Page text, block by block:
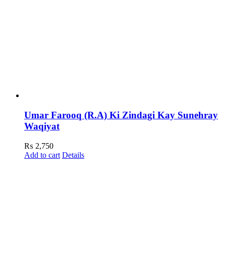
Umar Farooq (R.A) Ki Zindagi Kay Sunehray
Waqiyat
₨ 2,750
Add to cart Details